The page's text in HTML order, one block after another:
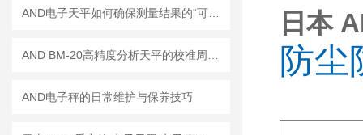
AND电子秤的日常维护与保养技巧
日本
防尘